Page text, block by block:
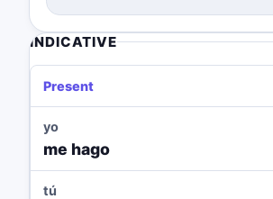
INDICATIVE
Present
yo
me hago
tú